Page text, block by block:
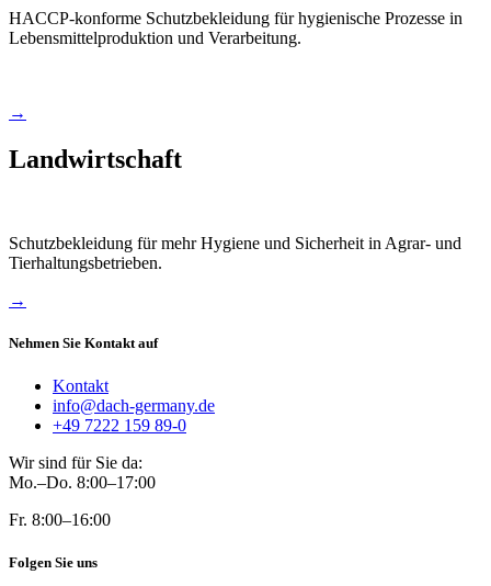
HACCP-konforme Schutzbekleidung für hygienische Prozesse in
Lebensmittelproduktion und Verarbeitung.
→
Landwirtschaft
Schutzbekleidung für mehr Hygiene und Sicherheit in Agrar- und
Tierhaltungsbetrieben.
→
Nehmen Sie Kontakt auf
Kontakt
info@dach-germany.de
+49 7222 159 89-0
Wir sind für Sie da:
Mo.–Do. 8:00–17:00
Fr. 8:00–16:00
Folgen Sie uns